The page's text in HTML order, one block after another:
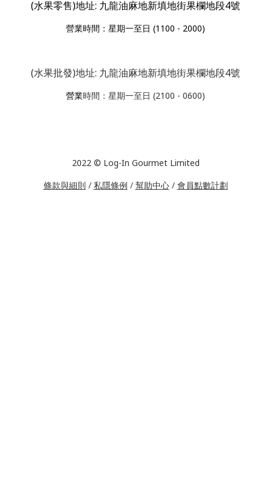
(水果零售)地址: 九龍油麻地新填地街果欄地段4號
營業時間：星期一至日 (1100 - 2000)
(水果批發)地址: 九龍油麻地新填地街果欄地段4號
營業時間：星期一至日 (2100 - 0600)
2022 © Log-In Gourmet Limited
條款與細則 / 私隱條例 / 幫助中心/ 會員點數計劃